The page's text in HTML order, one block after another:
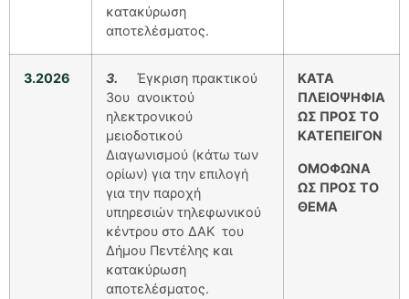
κατακύρωση
αποτελέσματος.
3.2026 3. Έγκριση πρακτικού
3ου ανοικτού
ηλεκτρονικού
μειοδοτικού
Διαγωνισμού (κάτω των
ορίων) για την επιλογή
για την παροχή
υπηρεσιών τηλεφωνικού
κέντρου στο ΔΑΚ του
Δήμου Πεντέλης και
κατακύρωση
αποτελέσματος.
ΚΑΤΑ
ΠΛΕΙΟΨΗΦΙΑ
ΩΣ ΠΡΟΣ ΤΟ
ΚΑΤΕΠΕΙΓΟΝ
ΟΜΟΦΩΝΑ
ΩΣ ΠΡΟΣ ΤΟ
ΘΕΜΑ